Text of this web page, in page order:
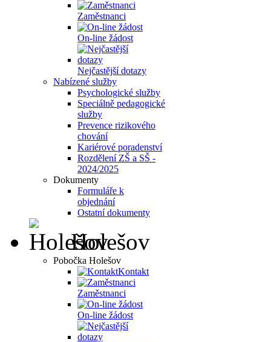
Zaměstnanci
On-line žádost
Nejčastější dotazy
Nabízené služby
Psychologické služby
Speciálně pedagogické
služby
Prevence rizikového
chování
Kariérové poradenství
Rozdělení ZŠ a SŠ -
2024/2025
Dokumenty
Formuláře k
objednání
Ostatní dokumenty
Holešov
Pobočka Holešov
Kontakt
Zaměstnanci
On-line žádost